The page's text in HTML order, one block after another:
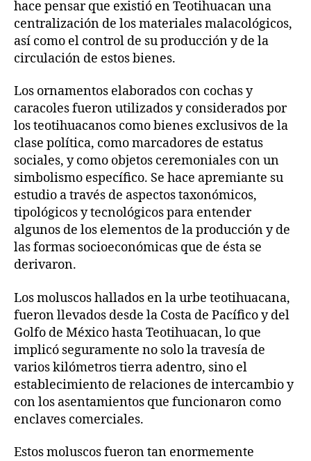
hace pensar que existió en Teotihuacan una
centralización de los materiales malacológicos,
así como el control de su producción y de la
circulación de estos bienes.
Los ornamentos elaborados con cochas y
caracoles fueron utilizados y considerados por
los teotihuacanos como bienes exclusivos de la
clase política, como marcadores de estatus
sociales, y como objetos ceremoniales con un
simbolismo específico. Se hace apremiante su
estudio a través de aspectos taxonómicos,
tipológicos y tecnológicos para entender
algunos de los elementos de la producción y de
las formas socioeconómicas que de ésta se
derivaron.
Los moluscos hallados en la urbe teotihuacana,
fueron llevados desde la Costa de Pacífico y del
Golfo de México hasta Teotihuacan, lo que
implicó seguramente no solo la travesía de
varios kilómetros tierra adentro, sino el
establecimiento de relaciones de intercambio y
con los asentamientos que funcionaron como
enclaves comerciales.
Estos moluscos fueron tan enormemente